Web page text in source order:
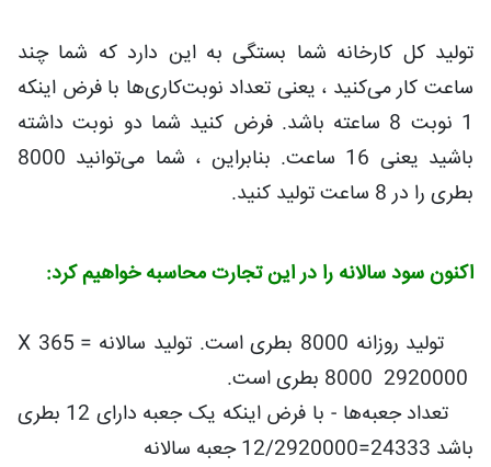
تولید کل کارخانه شما بستگی به این دارد که شما چند
ساعت کار می‌کنید ، یعنی تعداد نوبت‌کاری‌ها با فرض اینکه
1 نوبت 8 ساعته باشد. فرض کنید شما دو نوبت داشته
باشید یعنی 16 ساعت. بنابراین ، شما می‌توانید 8000
بطری را در 8 ساعت تولید کنید
.
اکنون سود سالانه را در این تجارت محاسبه خواهیم کرد:
تولید روزانه 8000 بطری است. تولید سالانه
X 365 =
2920000
تعداد جعبه‌ها - با فرض اینکه یک جعبه دارای 12 بطری
باشد 24333=12/2920000 جعبه سالانه